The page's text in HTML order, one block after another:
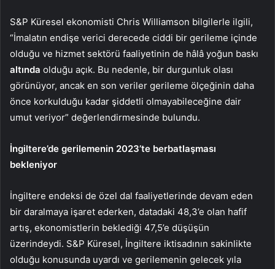
S&P Küresel ekonomisti Chris Williamson bilgilerle ilgili,
“İmalatın endişe verici derecede ciddi bir gerileme içinde
olduğu ve hizmet sektörü faaliyetinin de hâlâ yoğun baskı
altında olduğu açık. Bu nedenle, bir durgunluk olası
görünüyor, ancak en son veriler gerileme ölçeğinin daha
önce korkulduğu kadar şiddetli olmayabileceğine dair
umut veriyor” değerlendirmesinde bulundu.
İngiltere’de gerilemenin 2023’te berbatlaşması
bekleniyor
İngiltere endeksi de özel dal faaliyetlerinde devam eden
bir daralmaya işaret ederken, datadaki 48,3’e olan hafif
artış, ekonomistlerin beklediği 47,5’e düşüşün
üzerindeydi. S&P Küresel, İngiltere iktisadının sakinlikte
olduğu konusunda uyardı ve gerilemenin gelecek yıla